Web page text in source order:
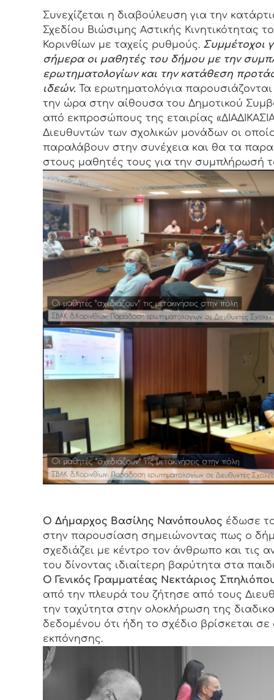
Συνεχίζεται η διαβούλευση για την
Σχεδίου Βιώσιμης Αστικής Κινητικότητας
Κορινθίων με ταχείς ρυθμούς. Συμμέτοχοι
σήμερα οι μαθητές του δήμου με την
ερωτηματολογίων και την κατάθεση
ιδεών. Τα ερωτηματολόγια
την ώρα στην αίθουσα του Δημοτικού
από εκπροσώπους της εταιρίας
Διευθυντών των σχολικών μονάδων οι
παραλάβουν στην συνέχεια και θα τα
στους μαθητές τους για την συμπλήρωσή
Ο Δήμαρχος Βασίλης Νανόπουλος έδωσε
στην παρουσίαση σημειώνοντας πως ο
σχεδιάζει με κέντρο τον άνθρωπο και τις
του δίνοντας ιδιαίτερη βαρύτητα στα
Ο Γενικός Γραμματέας Νεκτάριος
από την πλευρά του ζήτησε από τους
την ταχύτητα στην ολοκλήρωση της
δεδομένου ότι ήδη το σχέδιο βρίσκεται σε
εκπόνησης.